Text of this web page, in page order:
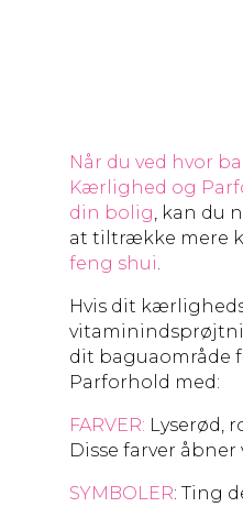
Når du ved hvor
Kærlighed og
din bolig, kan du
at tiltrække mere
feng shui.
Hvis dit
dit baguaområde
Parforhold med:
FARVER: Lyserød,
Disse farver åbner
SYMBOLER: Ting